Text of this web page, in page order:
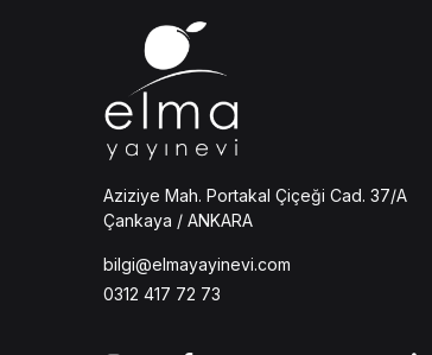
Aziziye Mah. Portakal Çiçeği Cad. 37/A
Çankaya / ANKARA
bilgi@elmayayinevi.com
0312 417 72 73